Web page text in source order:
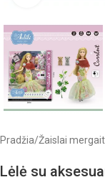
Pradžia/Žaislai
Lėlė su